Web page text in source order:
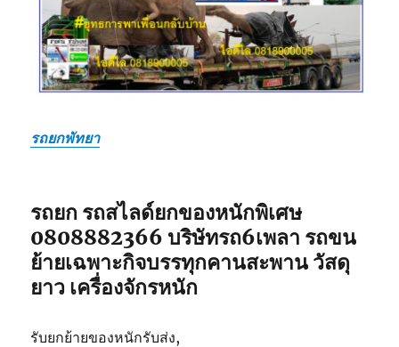
รถยกพัทยา
รถยก รถสไลด์ยกของหนักพิเศษ
0808882366 บริษัทรถ6เพลา รถขน
ย้ายเฉพาะกิจบรรทุกคานสะพาน วัสดุ
ยาว เครื่องจักรหนัก
รับยกย้ายของหนักรับส่ง,